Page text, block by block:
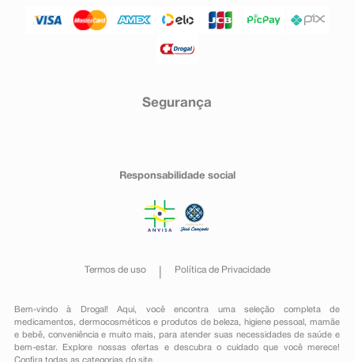
Segurança
Responsabilidade social
Termos de uso Política de Privacidade
Bem-vindo à Drogal! Aqui, você encontra uma seleção completa de
medicamentos , dermocosméticos e produtos de beleza, higiene pessoal ,mamãe
e bebê, conveniênciae muito mais, para atender suas necessidades de saúde e
bem-estar. Explore nossas ofertas e descubra o cuidado que você merece!
Confira todas as categorias do site.